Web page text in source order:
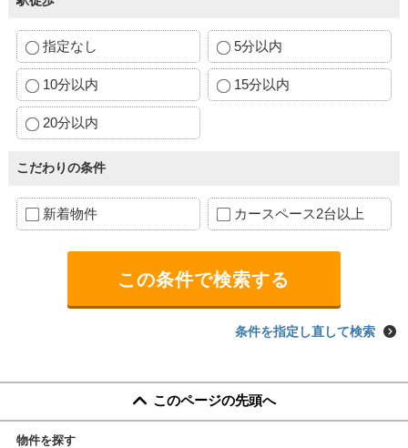
指定なし 5分以内
10分以内 15分以内
20分以内
こだわりの条件
新着物件 カースペース2台以上
条件を指定し直して検索
このページの先頭へ
物件を探す